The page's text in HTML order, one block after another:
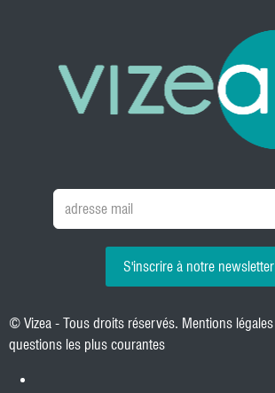
S'inscrire à notre newsletter
© Vizea - Tous droits réservés. Mentions légales
questions les plus courantes